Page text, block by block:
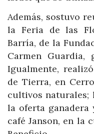
Además, sostuvo
la Feria de las
Barría, de la
Carmen Guardia,
Igualmente,
de Tierra, en
cultivos naturales;
la oferta
café Janson, en la